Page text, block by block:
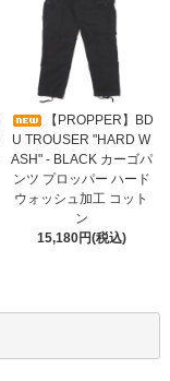
【PROPPER】BD
U TROUSER "HARD W
ASH" - BLACK カーゴパ
ンツ プロッパー ハード
ウォッシュ加工 コット
ン
15,180円(税込)